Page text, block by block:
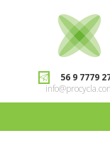
56 9 7779